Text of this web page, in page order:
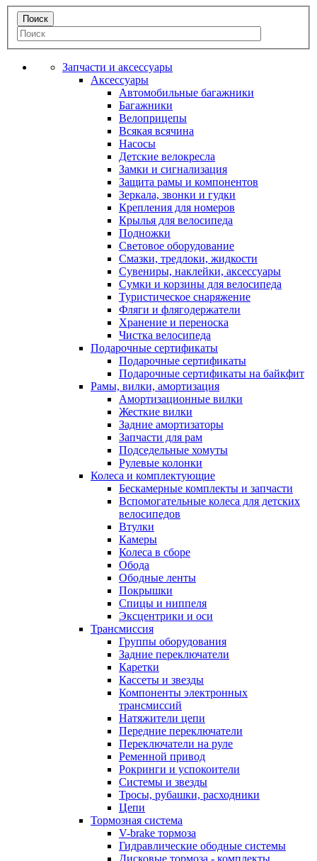
Запчасти и аксессуары
Аксессуары
Автомобильные багажники
Багажники
Велоприцепы
Всякая всячина
Насосы
Детские велокресла
Замки и сигнализация
Защита рамы и компонентов
Зеркала, звонки и гудки
Крепления для номеров
Крылья для велосипеда
Подножки
Световое оборудование
Смазки, тредлоки, жидкости
Сувениры, наклейки, аксессуары
Сумки и корзины для велосипеда
Туристическое снаряжение
Фляги и флягодержатели
Хранение и переноска
Чистка велосипеда
Подарочные сертификаты
Подарочные сертификаты
Подарочные сертификаты на байкфит
Рамы, вилки, амортизация
Амортизационные вилки
Жесткие вилки
Задние амортизаторы
Запчасти для рам
Подседельные хомуты
Рулевые колонки
Колеса и комплектующие
Бескамерные комплекты и запчасти
Вспомогательные колеса для детских
велосипедов
Втулки
Камеры
Колеса в сборе
Обода
Ободные ленты
Покрышки
Спицы и ниппеля
Эксцентрики и оси
Трансмиссия
Группы оборудования
Задние переключатели
Каретки
Кассеты и звезды
Компоненты электронных
трансмиссий
Натяжители цепи
Передние переключатели
Переключатели на руле
Ременной привод
Рокринги и успокоители
Системы и звезды
Тросы, рубашки, расходники
Цепи
Тормозная система
V-brake тормоза
Гидравлические ободные системы
Дисковые тормоза - комплекты